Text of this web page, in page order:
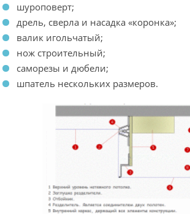
шуроповерт;
дрель, сверла и насадка «коронка»;
валик игольчатый;
нож строительный;
саморезы и дюбели;
шпатель нескольких размеров.